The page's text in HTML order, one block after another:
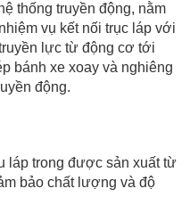
thống truyền động, nằm
vụ kết nối trục láp với
lực từ động cơ tới
bánh xe xoay và nghiêng
động.
láp trong được sản xuất từ
bảo chất lượng và độ